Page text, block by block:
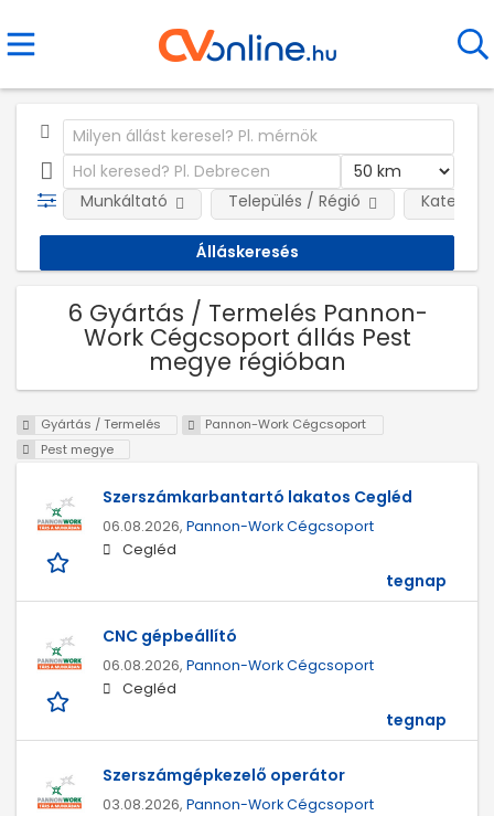
Munkáltató Település / Régió
6 Gyártás / Termelés Pannon-
Work Cégcsoport állás Pest
megye régióban
Gyártás / Termelés
Pannon-Work Cégcsoport
Pest megye
Szerszámkarbantartó lakatos Cegléd
06.08.2026, Pannon-Work Cégcsoport
Cegléd
tegnap
CNC gépbeállító
06.08.2026, Pannon-Work Cégcsoport
Cegléd
tegnap
Szerszámgépkezelő operátor
03.08.2026, Pannon-Work Cégcsoport